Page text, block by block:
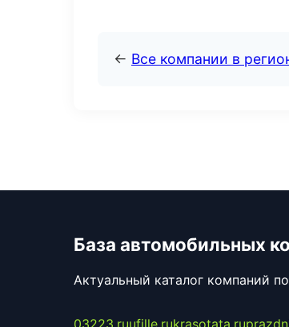
← Все компании в
База автомобильных
Актуальный каталог компаний
03223.ruufille.rukrasotata.ru